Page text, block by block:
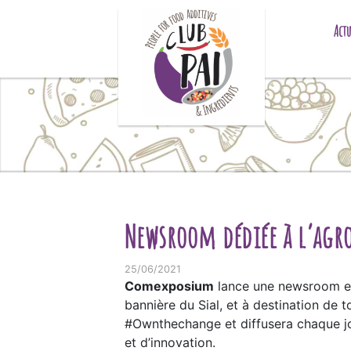
Newsroom dédiée à
25/06/2021
Comexposium lance une newsroom
bannière du Sial, et à destination de
#Ownthechange et diffusera chaque
et d’innovation.